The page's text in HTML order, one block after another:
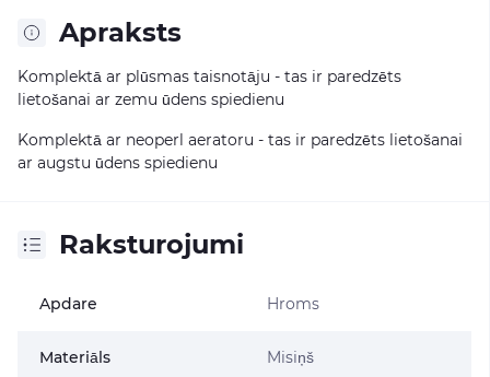
Apraksts
Komplektā ar plūsmas taisnotāju - tas ir paredzēts
lietošanai ar zemu ūdens spiedienu
Komplektā ar neoperl aeratoru - tas ir paredzēts lietošanai
ar augstu ūdens spiedienu
Raksturojumi
Apdare Hroms
Materiāls Misiņš